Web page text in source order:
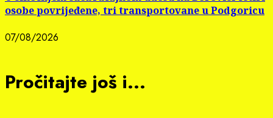
osobe povrijeđene, tri transportovane u Podgoricu
07/08/2026
Pročitajte još i...